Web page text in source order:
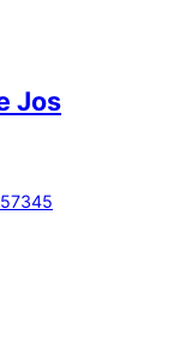
Jos